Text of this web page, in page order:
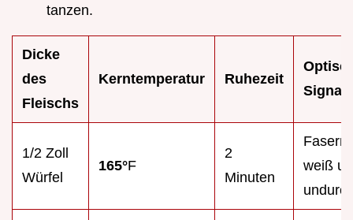
tanzen.
Dicke
des
Fleischs
Kerntemperatur Ruhezeit
Signal
1/2 Zoll
Würfel
165°F
2
Minuten
Fasern
weiß